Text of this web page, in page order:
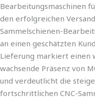
Bearbeitungsmaschinen
den erfolgreichen
Sammelschienen-
an einen geschätzten
Lieferung markiert einen
wachsende Präsenz von
und verdeutlicht die
fortschrittlichen CNC-